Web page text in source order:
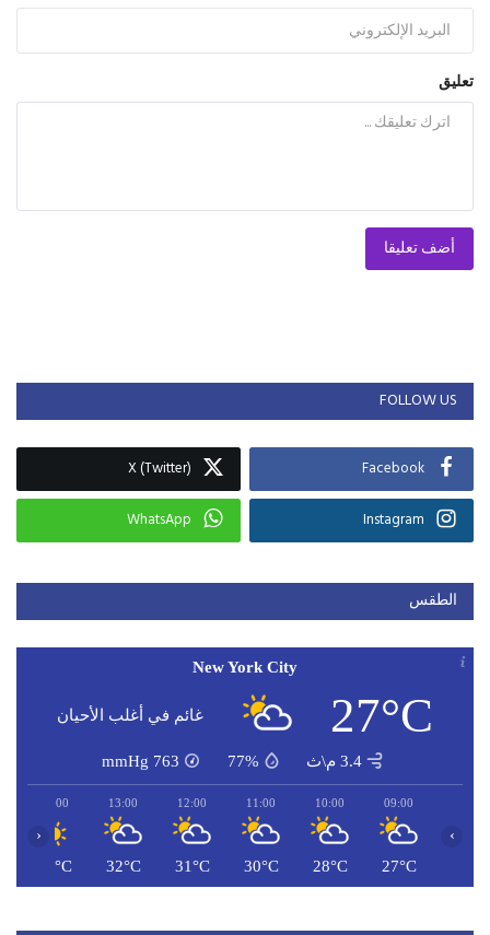
تعليق
أضف تعليقا
FOLLOW US
Facebook
X (Twitter)
Instagram
WhatsApp
الطقس
New York City
27°C غائم في أغلب الأحيان
3.4 م\ث 77%
763
mmHg
09:00
27°C
10:00
28°C
11:00
30°C
12:00
31°C
13:00
32°C
14:00
32°C
‹ ›